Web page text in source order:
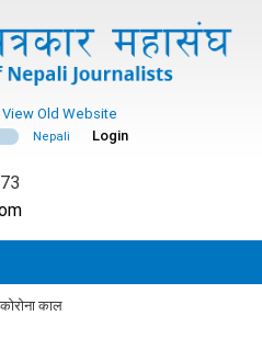
View Old Website
Nepali Login
काल